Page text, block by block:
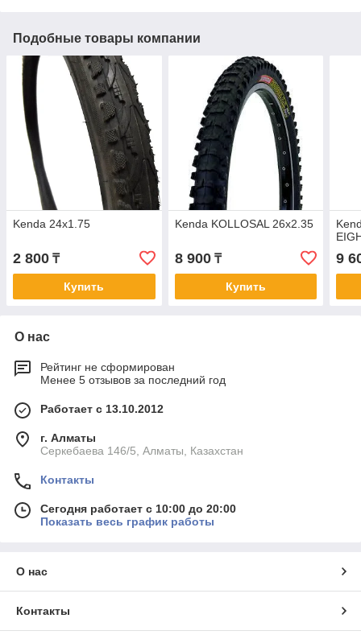
Подобные товары компании
Kenda 24x1.75
2 800 ₸
Купить
Kenda KOLLOSAL 26x2.35
8 900₸
Купить
9
О нас
Рейтинг не сформирован
Менее 5 отзывов за последний год
Работает с 13.10.2012
г. Алматы
Серкебаева 146/5, Алматы, Казахстан
Контакты
Сегодня работает с 10:00 до 20:00
Показать весь график работы
О нас
Контакты